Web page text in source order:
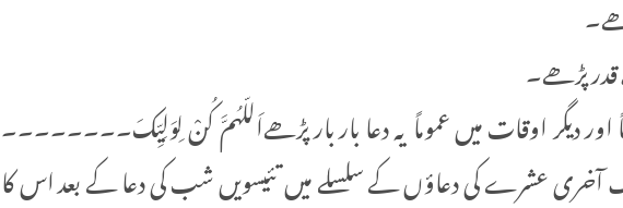
دیگر اوقات میں عموماً یہ دعا بار بار پڑھےاَللّـهُمَّ كُنْ لِوَلِيِّكَ۔۔۔۔۔۔۔۔
آخری عشرے کی دعاؤں کے سلسلے میں تئیسویں شب کی دعا کے بعد اس کا